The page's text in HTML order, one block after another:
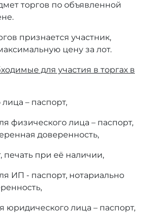
торгов по объявленной
признается участник,
цену за лот.
для участия в торгах в
– паспорт,
физического лица – паспорт,
доверенность,
печать при её наличии,
ИП - паспорт, нотариально
юридического лица – паспорт,